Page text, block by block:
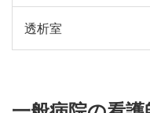
交代制の病棟が多くな
確にアセスメントし
ならではの役割です。
2次・3次救急では、
中途採用では、即戦
「器械出し」は、手
「外回り」は、器械
ポートするのが主な
保健指導や生活習慣
一般病院の内視鏡室の
直接介助 は、医師が
透析室
具体的な仕事内容は